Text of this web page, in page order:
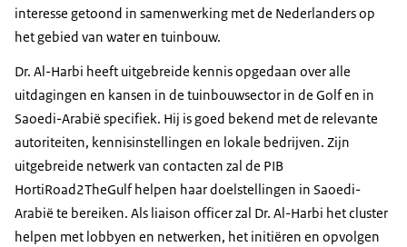
interesse getoond in samenwerking met de Nederlanders op
het gebied van water en tuinbouw.
Dr. Al-Harbi heeft uitgebreide kennis opgedaan over alle
uitdagingen en kansen in de tuinbouwsector in de Golf en in
Saoedi-Arabië specifiek. Hij is goed bekend met de relevante
autoriteiten, kennisinstellingen en lokale bedrijven. Zijn
uitgebreide netwerk van contacten zal de PIB
HortiRoad2TheGulf helpen haar doelstellingen in Saoedi-
Arabië te bereiken. Als liaison officer zal Dr. Al-Harbi het cluster
helpen met lobbyen en netwerken, het initiëren en opvolgen